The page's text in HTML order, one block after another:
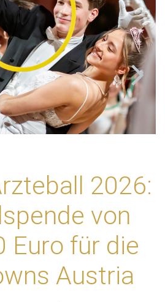
2026:
von
Euro für die
Austria